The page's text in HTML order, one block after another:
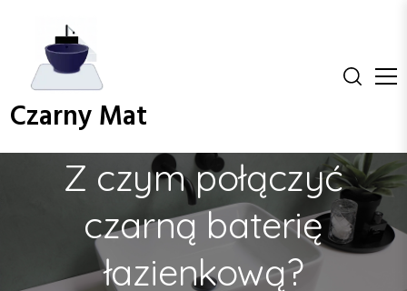
Czarny Mat
Z czym połączyć
czarną baterię
łazienkową?